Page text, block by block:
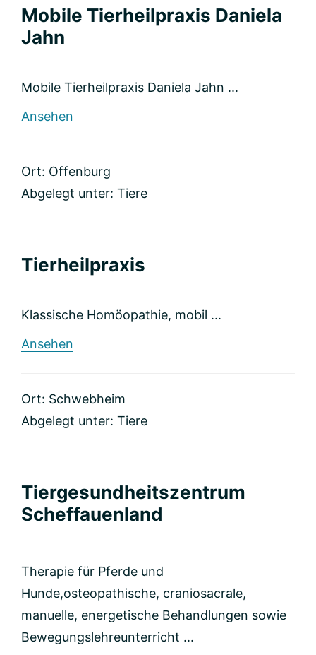
Mobile Tierheilpraxis Daniela
Jahn
Mobile Tierheilpraxis Daniela Jahn ...
Ansehen
Jahn
Ort: Offenburg
Abgelegt unter: Tiere
Tierheilpraxis
Klassische Homöopathie, mobil ...
Ansehen
Ort: Schwebheim
Abgelegt unter: Tiere
Tiergesundheitszentrum
Scheffauenland
Therapie für Pferde und
Hunde,osteopathische, craniosacrale,
manuelle, energetische Behandlungen sowie
Bewegungslehreunterricht ...